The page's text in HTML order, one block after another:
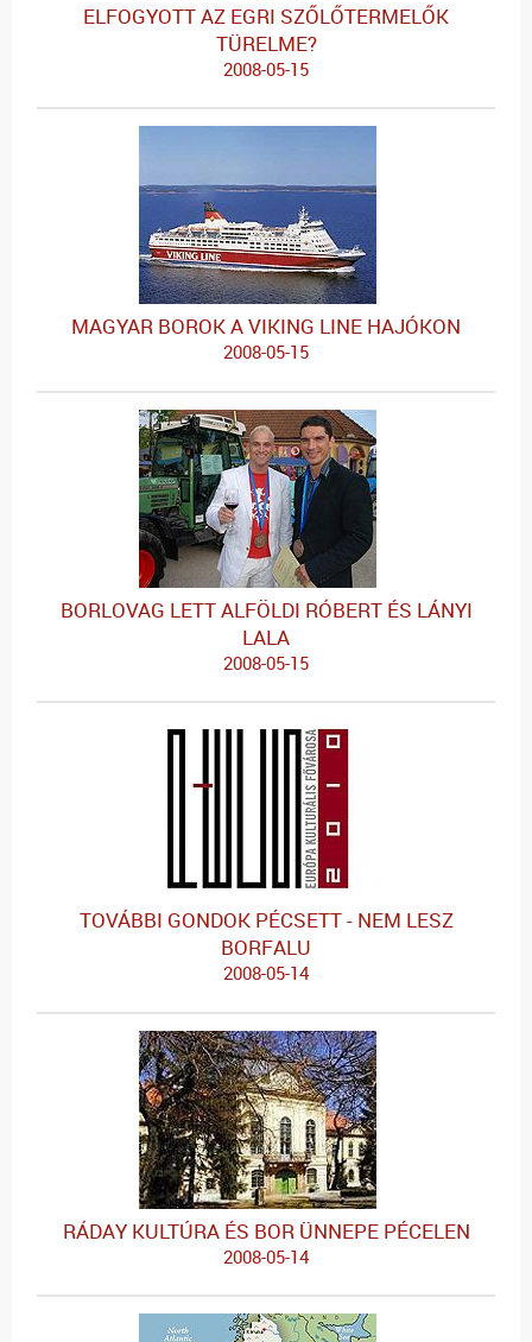
ELFOGYOTT AZ EGRI SZŐLŐTERMELŐK
TÜRELME?
2008-05-15
MAGYAR BOROK A VIKING LINE HAJÓKON
2008-05-15
BORLOVAG LETT ALFÖLDI RÓBERT ÉS LÁNYI
LALA
2008-05-15
TOVÁBBI GONDOK PÉCSETT - NEM LESZ
BORFALU
2008-05-14
RÁDAY KULTÚRA ÉS BOR ÜNNEPE PÉCELEN
2008-05-14